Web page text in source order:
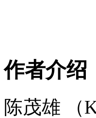
作者介绍
陈茂雄 （